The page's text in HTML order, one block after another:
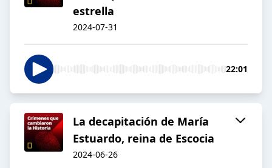
estrella
2024-07-31
22:01
La decapitación de María
Estuardo, reina de Escocia
2024-06-26